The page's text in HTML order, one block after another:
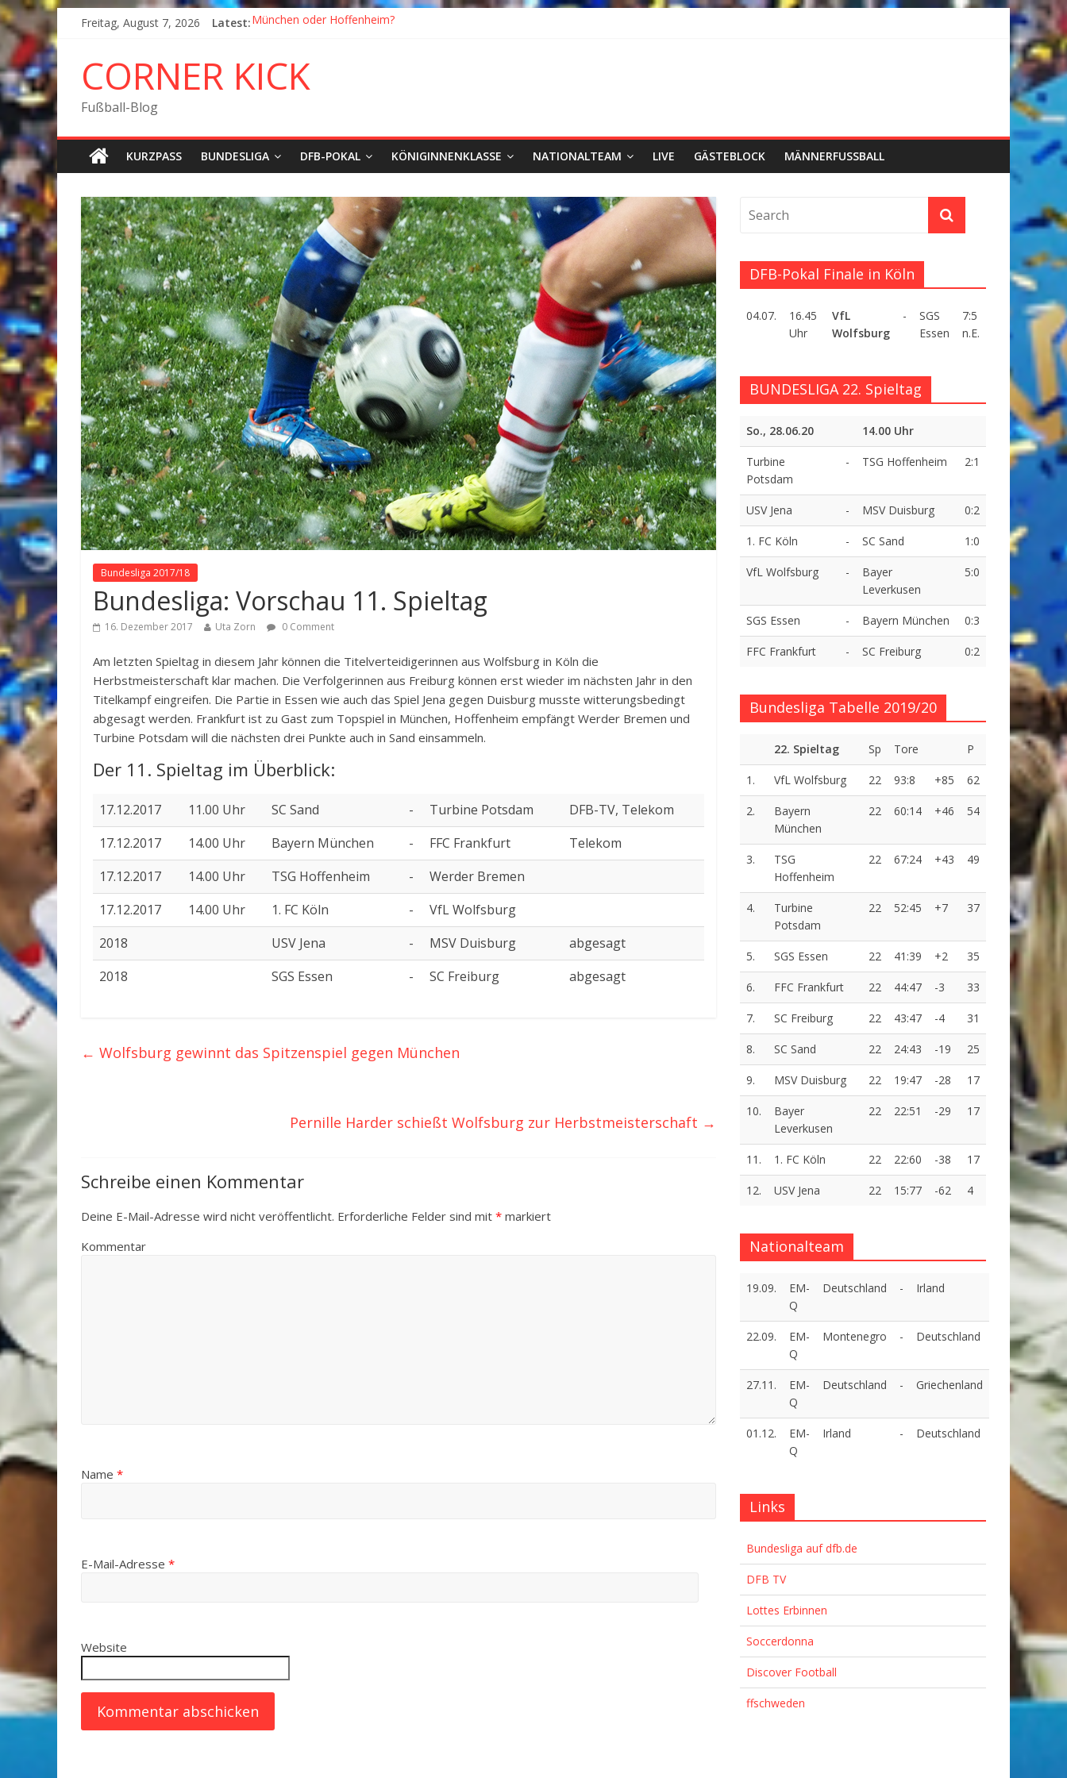
Freitag, August 7, 2026 Latest:München oder Hoffenheim?
Der Pokal geht nach Wolfsburg
München wird Vizemeister, Köln geht mit Jena in Liga zwei
CORNER KICK
Fußball-Blog
KURZPASS BUNDESLIGA DFB-POKAL KÖNIGINNENKLASSE NATIONALTEAM LIVE GÄSTEBLOCK MÄNNERFUSSBALL
Bundesliga 2017/18
Bundesliga: Vorschau 11. Spieltag
16. Dezember 2017 Uta Zorn 0 Comment
Am letzten Spieltag in diesem Jahr können die Titelverteidigerinnen aus Wolfsburg in Köln die
Herbstmeisterschaft klar machen. Die Verfolgerinnen aus Freiburg können erst wieder im nächsten Jahr in den
Titelkampf eingreifen. Die Partie in Essen wie auch das Spiel Jena gegen Duisburg musste witterungsbedingt
abgesagt werden. Frankfurt ist zu Gast zum Topspiel in München, Hoffenheim empfängt Werder Bremen und
Turbine Potsdam will die nächsten drei Punkte auch in Sand einsammeln.
Der 11. Spieltag im Überblick:
17.12.2017 11.00 Uhr SC Sand - Turbine Potsdam
DFB-TV, Telekom
17.12.2017
14.00 Uhr Bayern München - FFC Frankfurt
Telekom
17.12.2017
14.00 Uhr TSG Hoffenheim -
Werder Bremen
17.12.2017
14.00 Uhr 1. FC Köln -
VfL Wolfsburg
2018
USV Jena - MSV Duisburg
abgesagt
2018
SGS Essen - SC Freiburg abgesagt
← Wolfsburg gewinnt das Spitzenspiel gegen München
Pernille Harder schießt Wolfsburg zur Herbstmeisterschaft →
Schreibe einen Kommentar
Deine E-Mail-Adresse wird nicht veröffentlicht. Erforderliche Felder sind mit * markiert
Kommentar
Name *
E-Mail-Adresse *
Website
DFB-Pokal Finale in Köln
04.07.
16.45
Uhr
VfL
Wolfsburg
-
SGS
Essen
7:5
n.E.
BUNDESLIGA 22. Spieltag
So., 28.06.20 14.00 Uhr
Turbine
Potsdam
- TSG Hoffenheim 2:1
USV Jena - MSV Duisburg 0:2
1. FC Köln - SC Sand 1:0
VfL Wolfsburg -
Bayer
Leverkusen
5:0
SGS Essen - Bayern München 0:3
FFC Frankfurt - SC Freiburg 0:2
Bundesliga Tabelle 2019/20
22. Spieltag Sp Tore P
1. VfL Wolfsburg 22 93:8 +85 62
2.
Bayern
München
22 60:14 +46 54
3.
TSG
Hoffenheim
22 67:24 +43 49
4.
Turbine
Potsdam
22 52:45 +7 37
5. SGS Essen 22 41:39 +2 35
6. FFC Frankfurt 22 44:47 -3 33
7. SC Freiburg 22 43:47 -4 31
8. SC Sand 22 24:43 -19 25
9. MSV Duisburg 22 19:47 -28 17
10.
Bayer
Leverkusen
22 22:51 -29 17
11. 1. FC Köln 22 22:60 -38 17
12. USV Jena 22 15:77 -62 4
Nationalteam
19.09.
EM-
Q
Deutschland - Irland
22.09.
EM-
Q
Montenegro - Deutschland
27.11.
EM-
Q
Deutschland - Griechenland
01.12.
EM-
Q
Irland - Deutschland
Links
Bundesliga auf dfb.de
DFB TV
Lottes Erbinnen
Soccerdonna
Discover Football
ffschweden